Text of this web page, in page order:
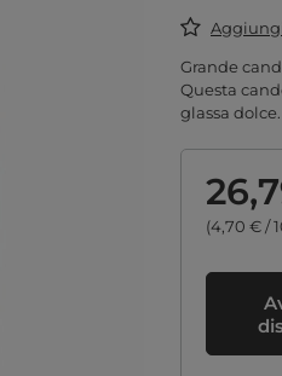
Grande
Questa
glassa dolce.
(4,70 € /